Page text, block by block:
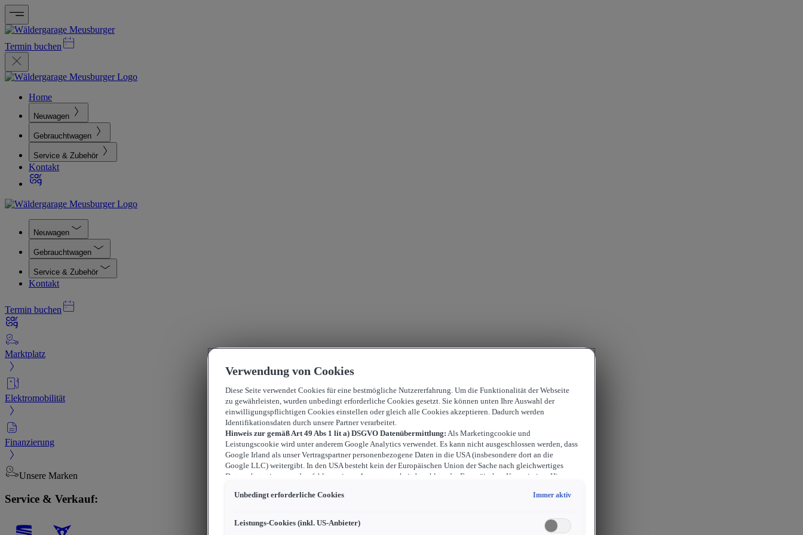
Termin buchen
Home
Neuwagen
Gebrauchtwagen
Service & Zubehör
Kontakt
Neuwagen
Gebrauchtwagen
Service & Zubehör
Kontakt
Termin buchen
Marktplatz
Elektromobilität
Finanzierung
Unsere Marken
Service & Verkauf:
Verwendung von Cookies
Diese Seite verwendet Cookies für eine bestmögliche Nutzererfahrung. Um die Funktionalität der Webseite
zu gewährleisten, wurden unbedingt erforderliche Cookies gesetzt. Sie können unten Ihre Auswahl der
einwilligungspflichtigen Cookies einstellen oder gleich alle Cookies akzeptieren. Dadurch werden
Identifikationsdaten durch unsere Partner verarbeitet.
Hinweis zur gemäß Art 49 Abs 1 lit a) DSGVO Datenübermittlung: Als Marketingcookie und
Leistungscookie wird unter anderem Google Analytics verwendet. Es kann nicht ausgeschlossen werden, dass
Google Irland als unser Vertragspartner personenbezogene Daten in die USA (insbesondere dort an die
Google LLC) weitergibt. In den USA besteht kein der Europäischen Union der Sache nach gleichwertiges
Datenschutzniveau und es fehlt an einem Angemessenheitsbeschluss der Europäischen Kommission. Hieraus
durchsetzen können, in den USA keine Datenschutzgrundsätze bestehen, und weil nicht ausgeschlossen
können, wobei Eingriffe in Ihre persönlichen Rechte und Freiheiten nicht auf das absolut Notwendige
Sollten Sie das Setzen von Cookies für Marketingzwecke oder Leistungscookies auch für
Unbedingt erforderliche Cookies Immer aktiv
Leistungs-Cookies (inkl. US-Anbieter)